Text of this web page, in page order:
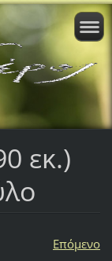
εκ.)
Επόμενο